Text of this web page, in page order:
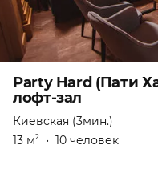
Party Hard (Пати
лофт-зал
Киевская (3мин.)
13 м2 • 10 человек